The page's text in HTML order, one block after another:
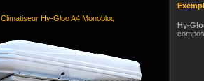
Climatiseur Hy-Gloo A4 Monobloc
Hy-